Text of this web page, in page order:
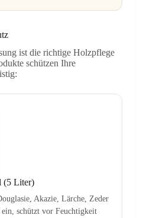
ist die richtige Holzpflege
schützen Ihre
(5 Liter)
Akazie, Lärche, Zeder
schützt vor Feuchtigkeit